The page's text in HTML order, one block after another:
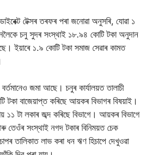
টেক্সৰ তৰফৰ পৰা জনোৱা অনুসৰি, যোৱা ১
চনু সুদৰ সংস্থাই ১৮.৯৪ কোটি টকা অনুদান
ইয়াৰে ১.৯ কোটি টকা সমাজ সেৱাৰ কামত
জমা আছে। চনুৰ কাৰ্যালয়ত তালাচী
টকা বাজেয়াপ্ত কৰিছে আয়কৰ বিভাগৰ বিষয়াই।
১১ টা লকাৰ জব্দ কৰিছে বিভাগে। আয়কৰ বিভাগে
তেওঁৰ সংস্থাই নগদ টকাৰ বিনিময়ত চেক
তালিকাত লাভ কৰা ধন ঋণ হিচাপে দেখুওৱা